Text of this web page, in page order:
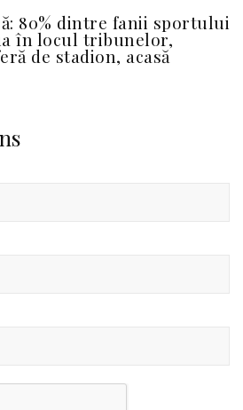
80% dintre fanii sportului
în locul tribunelor,
de stadion, acasă